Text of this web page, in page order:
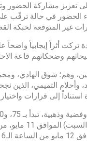
مشاركة الحضور
الحضور في حالة ترقّب
غير المتوقعة لحبكة
أثراً إيجابياً واضحاً
وضحكاتهم قاعة
وهم؛ شوق الهادي،
التميمي، الذين
إلى قرارات